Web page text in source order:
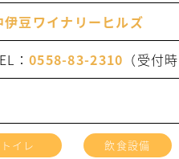
伊豆ワイナリーヒルズ
：0558-83-2310 （受付
トイレ 飲食設備